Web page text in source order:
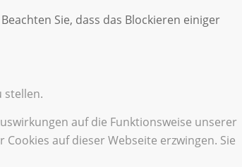
Sie, dass das Blockieren einiger
stellen.
auf die Funktionsweise unserer
auf dieser Webseite erzwingen. Sie